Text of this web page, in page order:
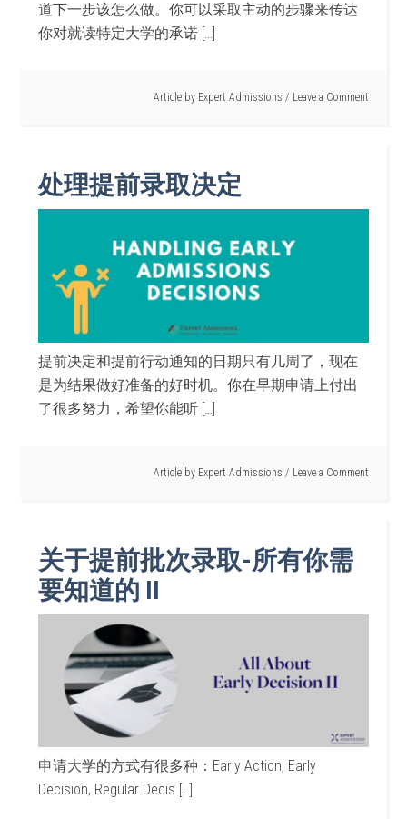
道下一步该怎么做。你可以采取主动的步骤来传达
你对就读特定大学的承诺 […]
Article by Expert Admissions Leave a Comment
处理提前录取决定
提前决定和提前行动通知的日期只有几周了，现在
是为结果做好准备的好时机。你在早期申请上付出
了很多努力，希望你能听 […]
Article by Expert Admissions Leave a Comment
关于提前批次录取-所有你需
要知道的 II
申请大学的方式有很多种：Early Action, Early
Decision, Regular Decis […]